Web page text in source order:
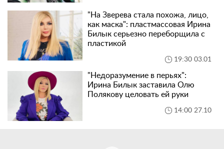
"На Зверева стала похожа, лицо,
как маска": пластмассовая Ирина
Билык серьезно переборщила с
пластикой
19:30 03.01
"Недоразумение в перьях":
Ирина Билык заставила Олю
Полякову целовать ей руки
14:00 27.10